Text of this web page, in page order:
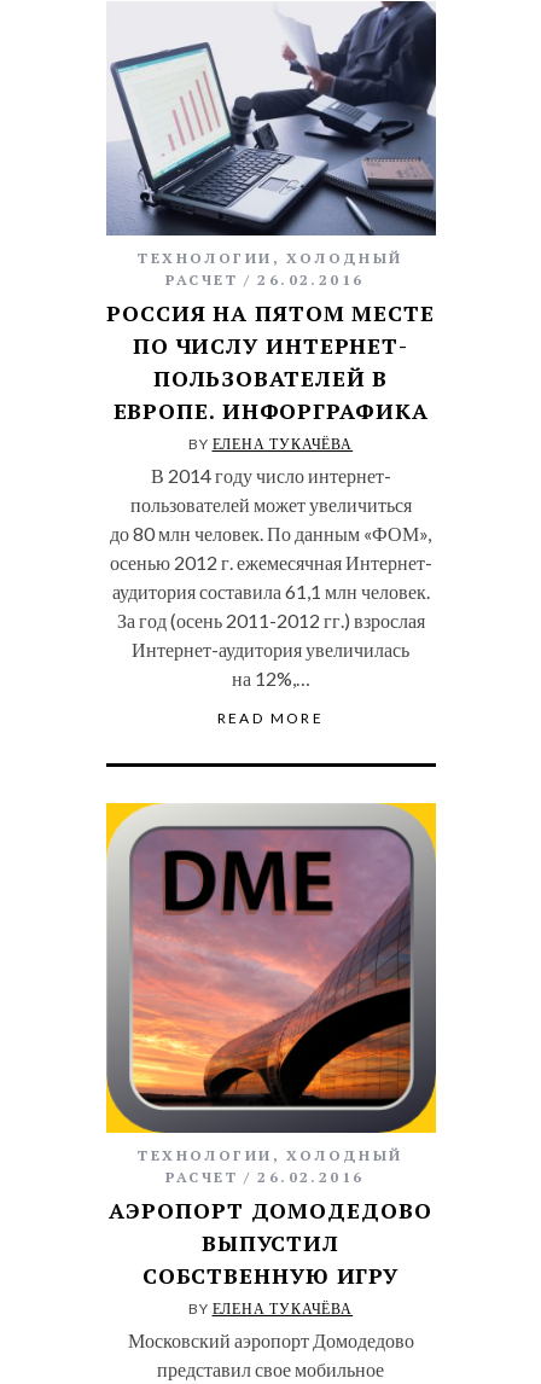
ТЕХНОЛОГИИ ,ХОЛОДНЫЙ
РАСЧЕТ
26.02.2016
РОССИЯ НА ПЯТОМ МЕСТЕ
ПО ЧИСЛУ ИНТЕРНЕТ-
ПОЛЬЗОВАТЕЛЕЙ В
ЕВРОПЕ. ИНФОРГРАФИКА
BY ЕЛЕНА ТУКАЧЁВА
В 2014 году число интернет-
пользователей может увеличиться
до 80 млн человек. По данным «ФОМ»,
осенью 2012 г. ежемесячная Интернет-
аудитория составила 61,1 млн человек.
За год (осень 2011-2012 гг.) взрослая
Интернет-аудитория увеличилась
на 12%,…
READ MORE
ТЕХНОЛОГИИ ,ХОЛОДНЫЙ
РАСЧЕТ
26.02.2016
АЭРОПОРТ ДОМОДЕДОВО
ВЫПУСТИЛ
СОБСТВЕННУЮ ИГРУ
BY ЕЛЕНА ТУКАЧЁВА
Московский аэропорт Домодедово
представил свое мобильное